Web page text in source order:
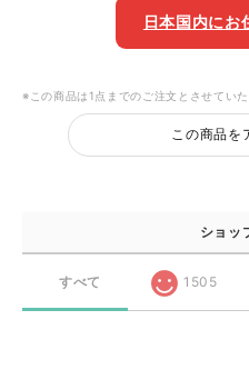
日本国内にお
※この商品は1点までのご注文とさせていた
この商品を
ショッ
すべて 1505